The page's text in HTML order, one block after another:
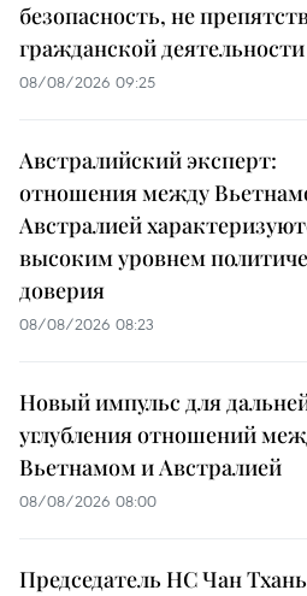
безопасность, не
гражданской деятельности
08/08/2026 09:25
Австралийский эксперт:
отношения между
Австралией
высоким уровнем
доверия
08/08/2026 08:23
Новый импульс для
углубления отношений
Вьетнамом и Австралией
08/08/2026 08:00
Председатель НС Чан